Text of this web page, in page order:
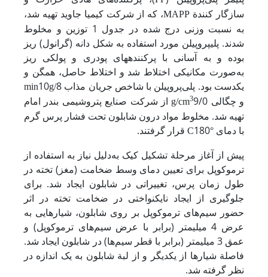
سازگار کنندة MAPP، که از شرکت کیمیا جاوید تهیه شد،
به نسبت وزنی درج شده در جدول 1 توزین و مخلوط
شدند. پلی­پروپیلن مورد استفاده به شکل دانه (گرانول) ریز
بوده و به آسانی با پرکننده­های پودری و پولکی ریز
به‌صورت مکانیکی اختلاط شد و اختلاط حاصل، همگن و
یکدست بود. پلی‌پروپیلن با شاخص جریان مذاب
min10g/8
و چگالی
g/cm39/0
از شرکت صنایع پتروشیمی بندر امام
تهیه شد. مخلوط مواد درون شابلون تحت فشار پرس گرم
با دمای °C180 قرار گرفتند.
پیش از آغاز مرحلة تشکیل کیک به‌دلیل نیاز به استفاده از
ترموکوپل برای تعیین دمای وسط ضخامت (مغز) تخته در
طول زمان پرس، تغییراتی در شابلون ایجاد شد. برای
جلوگیری از ایجاد نایکنواختی در ضخامت تخته در اثر
حضور سیم‌های ترموکوپل بر روی شابلون، شیارهایی به
عرض 4 میلیمتر (برابر با عرض سیم‌های ترموکوپل) و
عمق 3 میلیمتر (برابر با قطر سیم‌ها) در شابلون ایجاد شد.
فاصلة شیارها از یکدیگر و از لبة شابلون به ‌یک ‌اندازه در
‌نظر گرفته ‌شد.